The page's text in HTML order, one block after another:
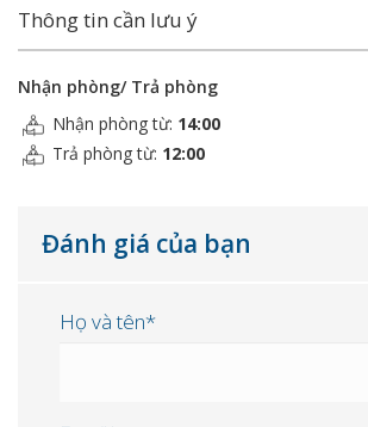
Thông tin cần lưu ý
Nhận phòng/ Trả phòng
Nhận phòng từ: 14:00
Trả phòng từ: 12:00
Đánh giá của bạn
Họ và tên*